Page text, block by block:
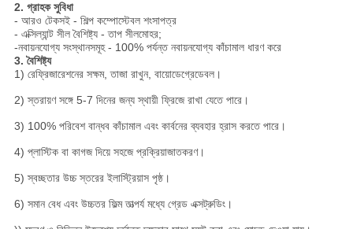
2. গ্রাহক সুবিধা
- আরও টেকসই - শিল্প কম্পোস্টেবল শংসাপত্র
- এক্সিল্যান্ট সীল বৈশিষ্ট্য - তাপ সীলমোহর;
-নবায়নযোগ্য সংস্থানসমূহ - 100% পর্যন্ত নবায়নযোগ্য কাঁচামাল ধারণ করে
3. বৈশিষ্ট্য
1) রেফ্রিজারেশনের সক্ষম, তাজা রাখুন, বায়োডেগ্রেডেবল।
2) স্তরায়ণ সঙ্গে 5-7 দিনের জন্য স্থায়ী ফ্রিজে রাখা যেতে পারে।
3) 100% পরিবেশ বান্ধব কাঁচামাল এবং কার্বনের ব্যবহার হ্রাস করতে পারে।
4) প্লাস্টিক বা কাগজ দিয়ে সহজে প্রক্রিয়াজাতকরণ।
5) স্বচ্ছতার উচ্চ স্তরের ইলাস্ট্রিয়াস পৃষ্ঠ।
6) সমান বেধ এবং উচ্চতর ফিল্ম তাত্পর্য মধ্যে গ্রেড এক্সট্রুডিং।